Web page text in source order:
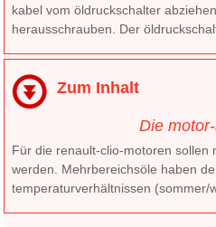
kabel vom öldruckschalter
herausschrauben. Der
Zum Inhalt
Die
Für die renault-clio-motoren sollen
werden. Mehrbereichsöle haben
temperaturverhältnissen (sommer/